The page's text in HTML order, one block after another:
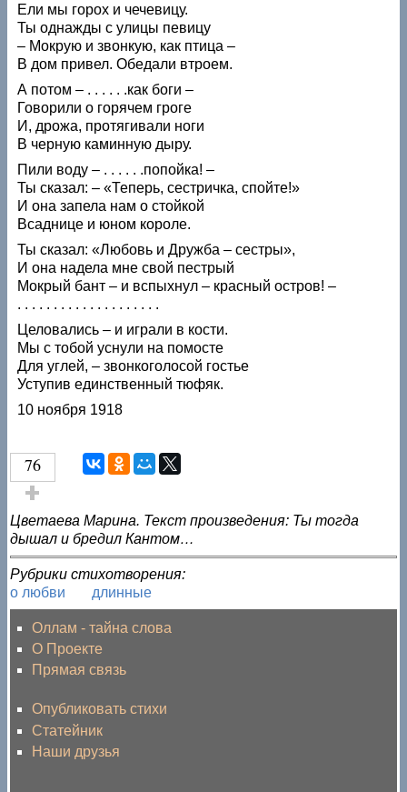
Ели мы горох и чечевицу.
Ты однажды с улицы певицу
– Мокрую и звонкую, как птица –
В дом привел. Обедали втроем.
А потом – . . . . . .как боги –
Говорили о горячем гpoгe
И, дрожа, протягивали ноги
В черную каминную дыру.
Пили воду – . . . . . .попойка! –
Ты сказал: – «Теперь, сестричка, спойте!»
И она запела нам о стойкой
Всаднице и юном короле.
Ты сказал: «Любовь и Дружба – сестры»,
И она надела мне свой пестрый
Мокрый бант – и вспыхнул – красный остров! –
. . . . . . . . . . . . . . . . . . . .
Целовались – и играли в кости.
Мы с тобой уснули на помосте
Для углей, – звонкоголосой гостье
Уступив единственный тюфяк.
10 ноября 1918
76
Голос за!
Цветаева Марина. Текст произведения: Ты тогда
дышал и бредил Кантом…
Рубрики стихотворения:
о любви
длинные
Оллам - тайна слова
О Проекте
Прямая связь
Опубликовать стихи
Статейник
Наши друзья